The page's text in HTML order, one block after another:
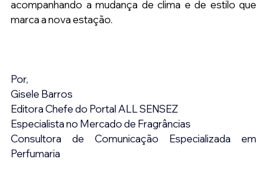
acompanhando a mudança de clima e de estilo que
marca a nova estação.
Por,
Gisele Barros
Editora Chefe do Portal ALL SENSEZ
Especialista no Mercado de Fragrâncias
Consultora de Comunicação Especializada em
Perfumaria